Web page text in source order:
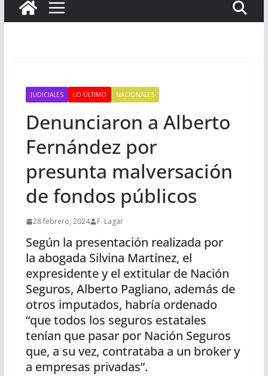
JUDICIALES LO ÚLTIMO NACIONALES
Denunciaron a Alberto
Fernández por
presunta malversación
de fondos públicos
28 febrero, 2024 F. Lagar
Según la presentación realizada por
la abogada Silvina Martínez, el
expresidente y el extitular de Nación
Seguros, Alberto Pagliano, además de
otros imputados, habría ordenado
“que todos los seguros estatales
tenían que pasar por Nación Seguros
que, a su vez, contrataba a un broker y
a empresas privadas”.